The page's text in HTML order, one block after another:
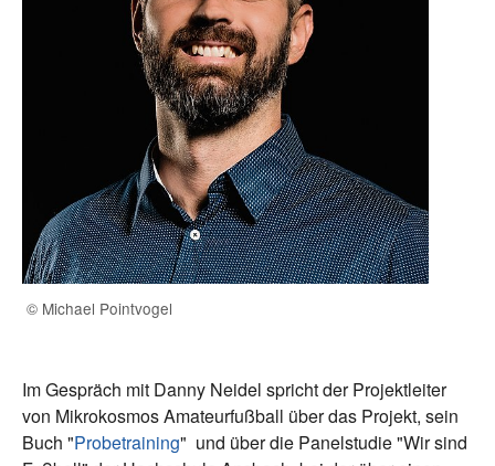
© Michael Pointvogel
Im Gespräch mit Danny Neidel spricht der Projektleiter
von Mikrokosmos Amateurfußball über das Projekt, sein
Buch "Probetraining" und über die Panelstudie "Wir sind